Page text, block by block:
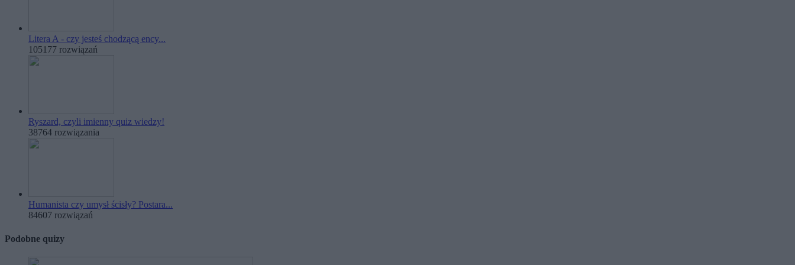
Litera A - czy jesteś chodzącą ency...
105177 rozwiązań
Ryszard, czyli imienny quiz wiedzy!
38764 rozwiązania
Humanista czy umysł ścisły? Postara...
84607 rozwiązań
Podobne quizy